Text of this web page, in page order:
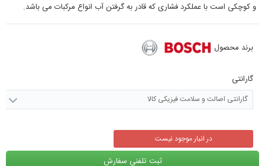
و کوچکی است با عملکرد فشاری که قادر به گرفتن آب انواع مرکبات می باشد.
برند محصول
گارانتی
گارانتی اصالت و سلامت فیزیکی کالا
در انبار موجود نیست
ثبت تلفنی سفارش